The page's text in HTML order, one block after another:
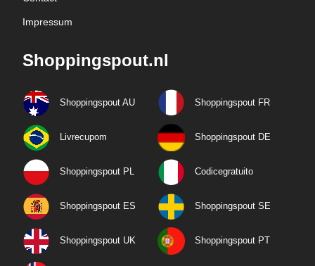
Impressum
Shoppingspout.nl
Shoppingspout AU Shoppingspout FR
Livrecupom Shoppingspout DE
Shoppingspout PL Codicegratuito
Shoppingspout ES Shoppingspout SE
Shoppingspout UK Shoppingspout PT